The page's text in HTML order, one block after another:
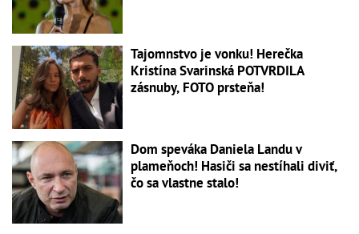
Tajomnstvo je vonku! Herečka
Kristína Svarinská POTVRDILA
zásnuby, FOTO prsteňa!
Dom speváka Daniela Landu v
plameňoch! Hasiči sa nestíhali diviť,
čo sa vlastne stalo!